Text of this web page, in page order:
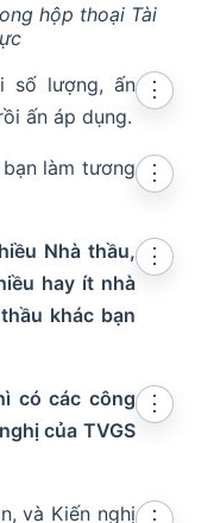
hộp thoại Tài
số lượng, ấn
ấn áp dụng.
⋮
làm tương
⋮
Nhà thầu,
hay ít nhà
khác bạn
⋮
có các công
của TVGS
⋮
và Kiến nghị